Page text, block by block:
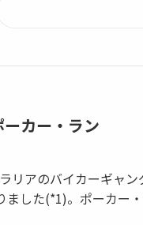
ーカー・ラン
リアのバイカーギャ
ました(*1)。ポーカー